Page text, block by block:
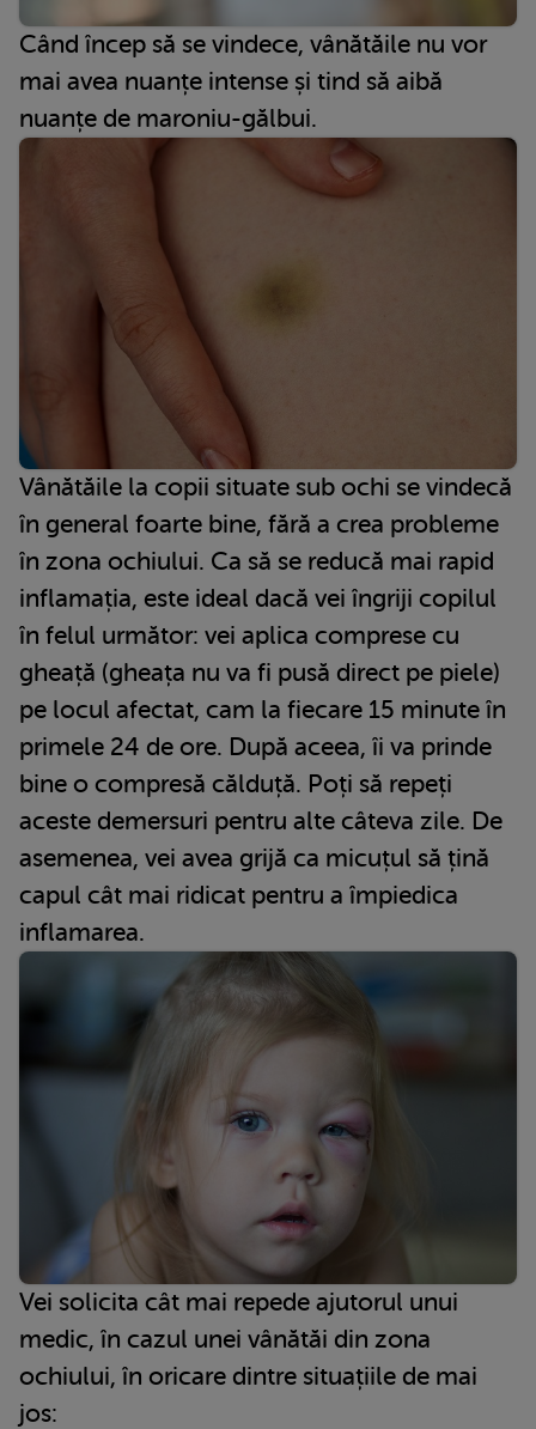
Când încep să se vindece, vânătăile nu vor
mai avea nuanțe intense și tind să aibă
nuanțe de maroniu-gălbui.
Vânătăile la copii situate sub ochi se vindecă
în general foarte bine, fără a crea probleme
în zona ochiului. Ca să se reducă mai rapid
inflamația, este ideal dacă vei îngriji copilul
în felul următor: vei aplica comprese cu
gheață (gheața nu va fi pusă direct pe piele)
pe locul afectat, cam la fiecare 15 minute în
primele 24 de ore. După aceea, îi va prinde
bine o compresă călduță. Poți să repeți
aceste demersuri pentru alte câteva zile. De
asemenea, vei avea grijă ca micuțul să țină
capul cât mai ridicat pentru a împiedica
inflamarea.
Vei solicita cât mai repede ajutorul unui
medic, în cazul unei vânătăi din zona
ochiului, în oricare dintre situațiile de mai
jos: